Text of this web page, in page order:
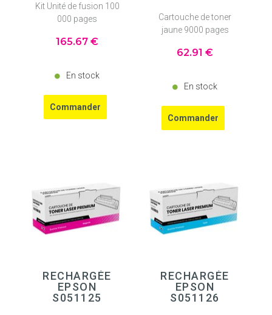
Kit Unité de fusion 100
000 pages
165.67 €
En stock
Cartouche de toner
jaune 9000 pages
62.91 €
En stock
RECHARGÉE
EPSON
S051125
RECHARGÉE
EPSON
S051126